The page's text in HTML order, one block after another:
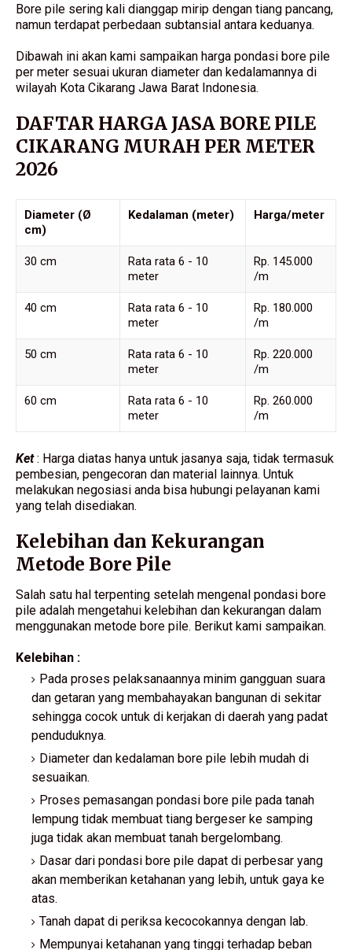
Bore pile sering kali dianggap mirip dengan tiang pancang,
namun terdapat perbedaan subtansial antara keduanya.
Dibawah ini akan kami sampaikan harga pondasi bore pile
per meter sesuai ukuran diameter dan kedalamannya di
wilayah Kota Cikarang Jawa Barat Indonesia.
DAFTAR HARGA JASA BORE PILE
CIKARANG MURAH PER METER
2026
Diameter (Ø
cm)
Kedalaman (meter) Harga/meter
30 cm
Rata rata 6 - 10
meter
Rp. 145.000
/m
40 cm
Rata rata 6 - 10
meter
Rp. 180.000
/m
50 cm
Rata rata 6 - 10
meter
Rp. 220.000
/m
60 cm
Rata rata 6 - 10
meter
Rp. 260.000
/m
Ket: Harga diatas hanya untuk jasanya saja, tidak termasuk
pembesian, pengecoran dan material lainnya. Untuk
melakukan negosiasi anda bisa hubungi pelayanan kami
yang telah disediakan.
Kelebihan dan Kekurangan
Metode Bore Pile
Salah satu hal terpenting setelah mengenal pondasi bore
pile adalah mengetahui kelebihan dan kekurangan dalam
menggunakan metode bore pile. Berikut kami sampaikan.
Kelebihan :
Pada proses pelaksanaannya minim gangguan suara
dan getaran yang membahayakan bangunan di sekitar
sehingga cocok untuk di kerjakan di daerah yang padat
penduduknya.
Diameter dan kedalaman bore pile lebih mudah di
sesuaikan.
Proses pemasangan pondasi bore pile pada tanah
lempung tidak membuat tiang bergeser ke samping
juga tidak akan membuat tanah bergelombang.
Dasar dari pondasi bore pile dapat di perbesar yang
akan memberikan ketahanan yang lebih, untuk gaya ke
atas.
Tanah dapat di periksa kecocokannya dengan lab.
Mempunyai ketahanan yang tinggi terhadap beban